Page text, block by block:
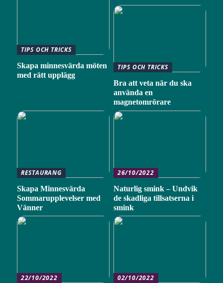
TIPS OCH TRICKS
Skapa minnesvärda möten
med rätt upplägg
TIPS OCH TRICKS
Bra att veta när du ska
använda en
magnetomrörare
RESTAURANG
Skapa Minnesvärda
Sommarupplevelser med
Vänner
26/10/2022
Naturlig smink – Undvik
de skadliga tillsatserna i
smink
22/10/2022
02/10/2022